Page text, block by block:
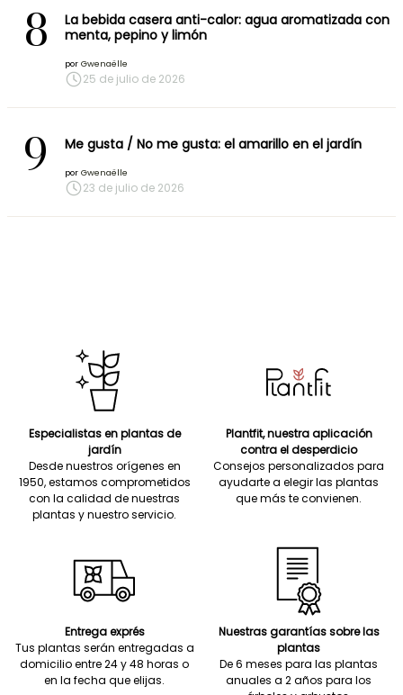
8
La bebida casera anti-calor: agua aromatizada con
menta, pepino y limón
por Gwenaëlle
25 de julio de 2026
9 Me gusta / No me gusta: el amarillo en el jardín
por Gwenaëlle
23 de julio de 2026
Especialistas en plantas de
jardín
Desde nuestros orígenes en
1950, estamos comprometidos
con la calidad de nuestras
plantas y nuestro servicio.
Plantfit, nuestra aplicación
contra el desperdicio
Consejos personalizados para
ayudarte a elegir las plantas
que más te convienen.
Entrega exprés
Tus plantas serán entregadas a
domicilio entre 24 y 48 horas o
en la fecha que elijas.
Nuestras garantías sobre las
plantas
De 6 meses para las plantas
anuales a 2 años para los